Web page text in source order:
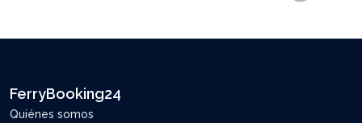
FerryBooking24
Quiénes somos